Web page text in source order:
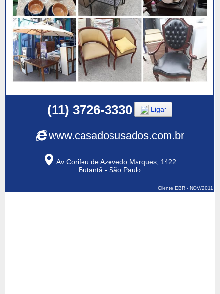
(11) 3726-3330 Ligar
www.casadosusados.com.br
Av Corifeu de Azevedo Marques, 1422
Butantã - São Paulo
Cliente EBR - NOV/2011